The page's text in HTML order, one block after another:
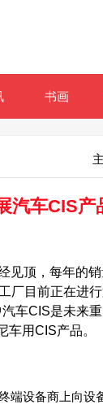
书画
汽车CIS产
顶，每年的销
厂目前正在进
车CIS是未来
车用CIS产品。
端设备商上向设